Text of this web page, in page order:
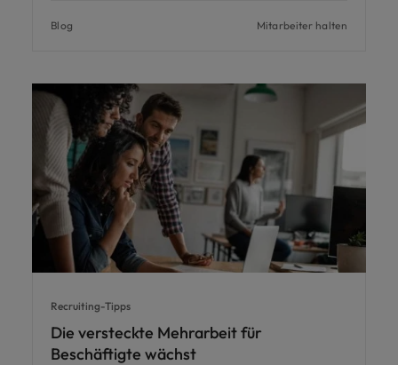
Blog Mitarbeiter halten
Recruiting-Tipps
Die versteckte Mehrarbeit für
Beschäftigte wächst